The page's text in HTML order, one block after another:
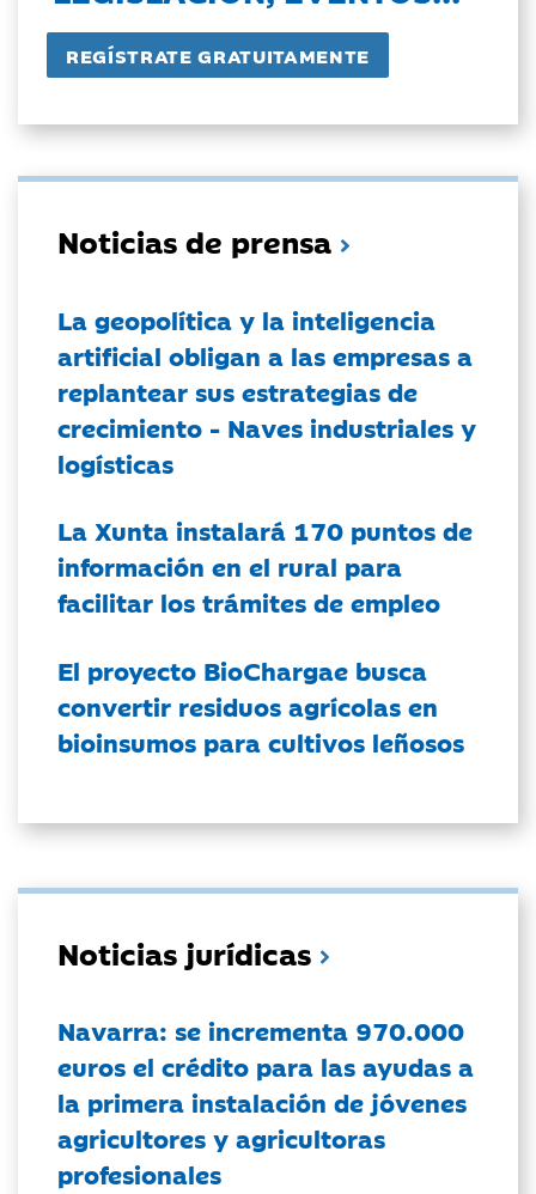
Noticias de prensa
La geopolítica y la inteligencia
artificial obligan a las empresas a
replantear sus estrategias de
crecimiento - Naves industriales y
logísticas
La Xunta instalará 170 puntos de
información en el rural para
facilitar los trámites de empleo
El proyecto BioChargae busca
convertir residuos agrícolas en
bioinsumos para cultivos leñosos
Noticias jurídicas
Navarra: se incrementa 970.000
euros el crédito para las ayudas a
la primera instalación de jóvenes
agricultores y agricultoras
profesionales